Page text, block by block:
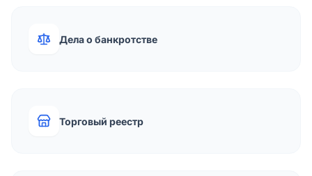
Дела о банкротстве
Торговый реестр